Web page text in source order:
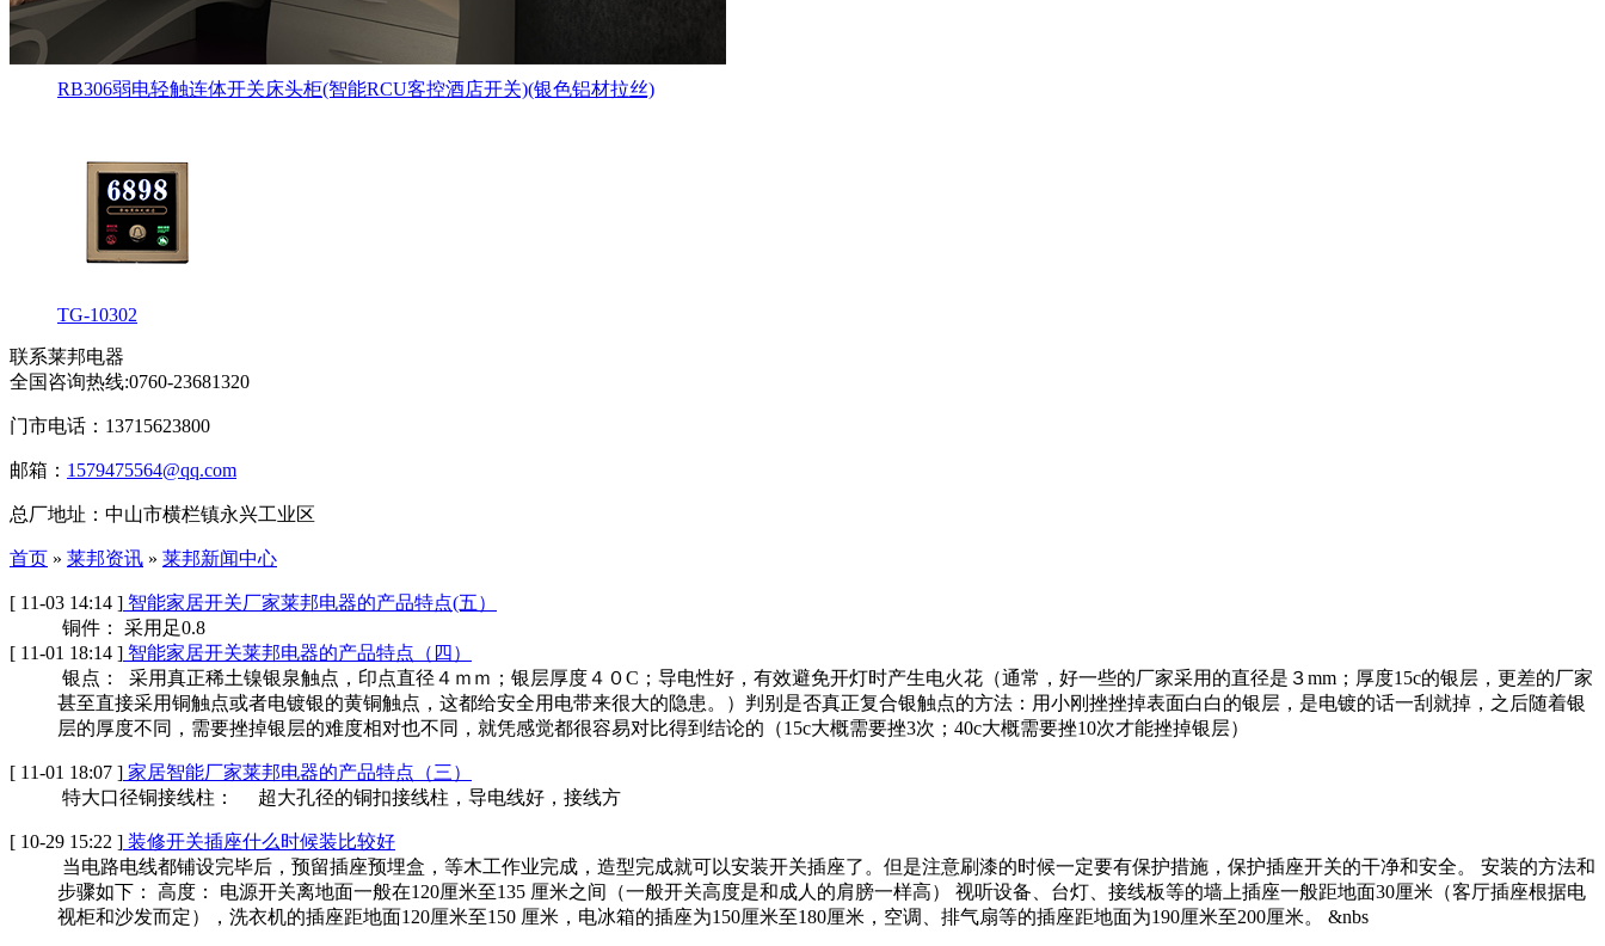
RB306弱电轻触连体开关床头柜(智能RCU客控酒店开关)(银色铝材拉丝)
TG-10302
联系莱邦电器
全国咨询热线:0760-23681320
门市电话：13715623800
邮箱： 1579475564@qq.com
总厂地址：中山市横栏镇永兴工业区
首页 » 莱邦资讯 » 莱邦新闻中心
[ 11-03 14:14 ] 智能家居开关厂家莱邦电器的产品特点(五）
铜件： 采用足0.8
[ 11-01 18:14 ] 智能家居开关莱邦电器的产品特点（四）
银点： 采用真正稀土镍银泉触点，印点直径４ｍｍ；银层厚度４０C；导电性好，有效避免开灯时产生电火花（通常，好一些的厂家采用的直径是３mm；厚度15c的银层，更差的厂家
甚至直接采用铜触点或者电镀银的黄铜触点，这都给安全用电带来很大的隐患。）判别是否真正复合银触点的方法：用小刚挫挫掉表面白白的银层，是电镀的话一刮就掉，之后随着银
层的厚度不同，需要挫掉银层的难度相对也不同，就凭感觉都很容易对比得到结论的（15c大概需要挫3次；40c大概需要挫10次才能挫掉银层）
[ 11-01 18:07 ] 家居智能厂家莱邦电器的产品特点（三）
特大口径铜接线柱：
超大孔径的铜扣接线柱，导电线好，接线方
[ 10-29 15:22 ] 装修开关插座什么时候装比较好
当电路电线都铺设完毕后，预留插座预埋盒，等木工作业完成，造型完成就可以安装开关插座了。但是注意刷漆的时候一定要有保护措施，保护插座开关的干净和安全。 安装的方法和
步骤如下： 高度： 电源开关离地面一般在120厘米至135 厘米之间（一般开关高度是和成人的肩膀一样高） 视听设备、台灯、接线板等的墙上插座一般距地面30厘米（客厅插座根据电
视柜和沙发而定），洗衣机的插座距地面120厘米至150 厘米，电冰箱的插座为150厘米至180厘米，空调、排气扇等的插座距地面为190厘米至200厘米。 &nbs